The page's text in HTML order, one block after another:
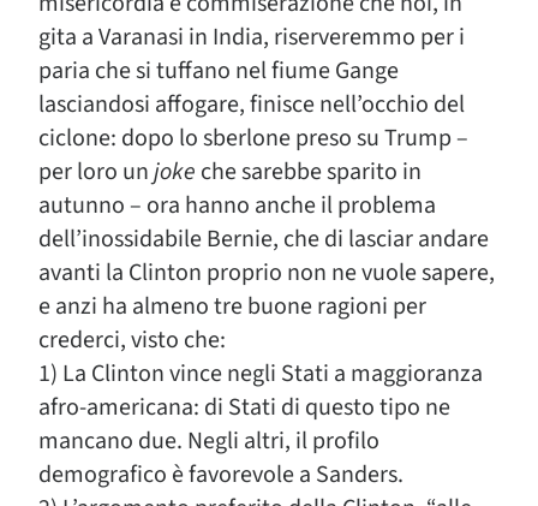
gita a Varanasi in India, riserveremmo per i
paria che si tuffano nel fiume Gange
lasciandosi affogare, finisce nell’occhio del
ciclone: dopo lo sberlone preso su Trump –
per loro unjoke che sarebbe sparito in
autunno – ora hanno anche il problema
dell’inossidabile Bernie, che di lasciar andare
avanti la Clinton proprio non ne vuole sapere,
e anzi ha almeno tre buone ragioni per
crederci, visto che:
1) La Clinton vince negli Stati a maggioranza
afro-americana: di Stati di questo tipo ne
mancano due. Negli altri, il profilo
demografico è favorevole a Sanders.